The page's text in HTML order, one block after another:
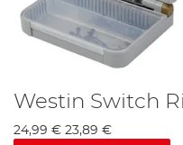
Westin Switch
24,99 € 23,89 €